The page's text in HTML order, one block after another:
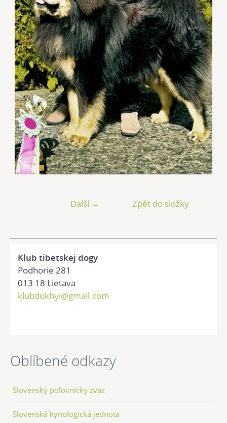
Další → Zpět do složky
Klub tibetskej dogy
Podhorie 281
013 18 Lietava
klubdokhyi@gmail.com
Oblíbené odkazy
Slovenský poľovnícky zväz
Slovenská kynologická jednota